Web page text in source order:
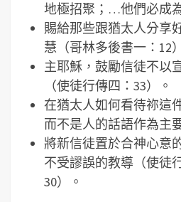
地極招聚；…他們必成
賜給那些跟猶太人分享
慧（哥林多後書一：12
主耶穌，鼓勵信徒不以
（使徒行傳四：33）。
在猶太人如何看待祢這
而不是人的話語作為主
將新信徒置於合神心意
不受謬誤的教導（使徒
30）。